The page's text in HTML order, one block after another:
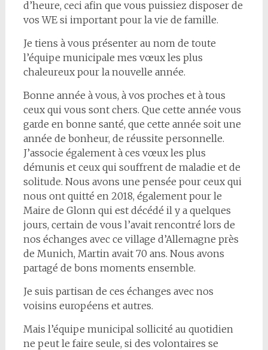
d’heure, ceci afin que vous puissiez disposer de
vos WE si important pour la vie de famille.
Je tiens à vous présenter au nom de toute
l’équipe municipale mes vœux les plus
chaleureux pour la nouvelle année.
Bonne année à vous, à vos proches et à tous
ceux qui vous sont chers. Que cette année vous
garde en bonne santé, que cette année soit une
année de bonheur, de réussite personnelle.
J’associe également à ces vœux les plus
démunis et ceux qui souffrent de maladie et de
solitude. Nous avons une pensée pour ceux qui
nous ont quitté en 2018, également pour le
Maire de Glonn qui est décédé il y a quelques
jours, certain de vous l’avait rencontré lors de
nos échanges avec ce village d’Allemagne près
de Munich, Martin avait 70 ans. Nous avons
partagé de bons moments ensemble.
Je suis partisan de ces échanges avec nos
voisins européens et autres.
Mais l’équipe municipal sollicité au quotidien
ne peut le faire seule, si des volontaires se